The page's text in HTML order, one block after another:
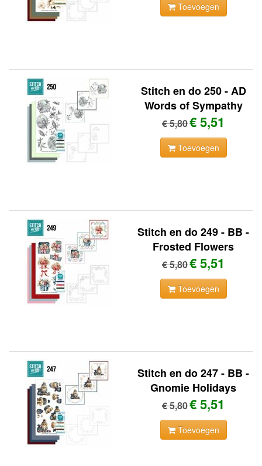
Toevoegen
Stitch en do 250 - AD
Words of Sympathy
€ 5,80€ 5,51
Toevoegen
Stitch en do 249 - BB -
Frosted Flowers
€ 5,80€ 5,51
Toevoegen
Stitch en do 247 - BB -
Gnomie Holidays
€ 5,80€ 5,51
Toevoegen